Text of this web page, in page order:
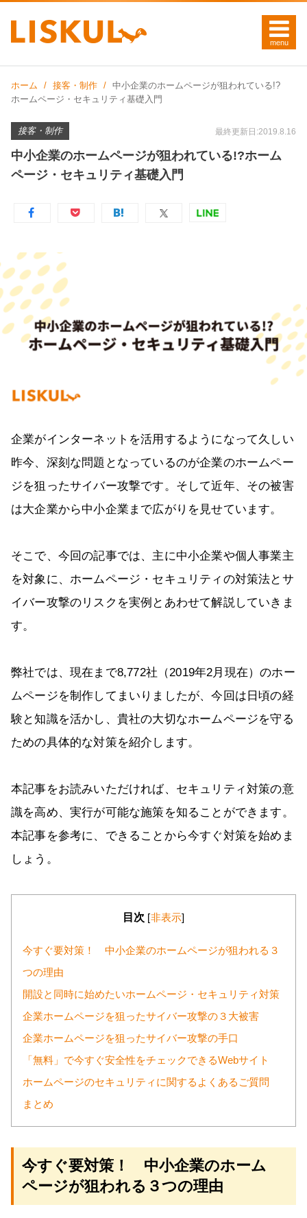
ホーム 接客・制作
中小企業のホームページが狙われている!?
ホームページ・セキュリティ基礎入門
接客・制作 最終更新日:2019.8.16
中小企業のホームページが狙われている!?ホーム
ページ・セキュリティ基礎入門
企業がインターネットを活用するようになって久しい
昨今、深刻な問題となっているのが企業のホームペー
ジを狙ったサイバー攻撃です。そして近年、その被害
は大企業から中小企業まで広がりを見せています。
そこで、今回の記事では、主に中小企業や個人事業主
を対象に、ホームページ・セキュリティの対策法とサ
イバー攻撃のリスクを実例とあわせて解説していきま
す。
弊社では、現在まで8,772社（2019年2月現在）のホー
ムページを制作してまいりましたが、今回は日頃の経
験と知識を活かし、貴社の大切なホームページを守る
ための具体的な対策を紹介します。
本記事をお読みいただければ、セキュリティ対策の意
識を高め、実行が可能な施策を知ることができます。
本記事を参考に、できることから今すぐ対策を始めま
しょう。
目次 [非表示]
今すぐ要対策！ 中小企業のホームページが狙われる３
つの理由
開設と同時に始めたいホームページ・セキュリティ対策
企業ホームページを狙ったサイバー攻撃の３大被害
企業ホームページを狙ったサイバー攻撃の手口
「無料」で今すぐ安全性をチェックできるWebサイト
ホームページのセキュリティに関するよくあるご質問
まとめ
今すぐ要対策！ 中小企業のホーム
ページが狙われる３つの理由